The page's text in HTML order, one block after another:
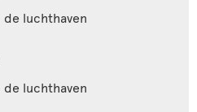
luchthaven
luchthaven